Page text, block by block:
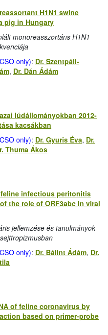
H1N1 swine
pig in Hungary
monoreasszortáns H1N1
only): Dr. Szentpáli-
, Dr. Dán Ádám
lúdállományokban 2012-
kacsákban
only): Dr. Gyuris Éva, Dr.
Thuma Ákos
infectious peritonitis
the role of ORF3abc in viral
jellemzése és tanulmányok
only): Dr. Bálint Ádám, Dr.
of feline coronavirus by
based on primer-probe